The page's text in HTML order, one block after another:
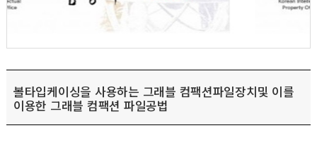
볼타입케이싱을 사용하는 그래블 컴팩션파일장치및 이를
이용한 그래블 컴팩션 파일공법